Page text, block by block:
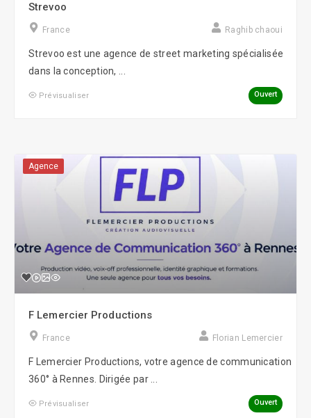
Strevoo
France Raghib chaoui
Strevoo est une agence de street marketing spécialisée
dans la conception, ...
Prévisualiser Ouvert
Agence
F Lemercier Productions
France Florian Lemercier
F Lemercier Productions, votre agence de communication
360° à Rennes. Dirigée par ...
Prévisualiser Ouvert